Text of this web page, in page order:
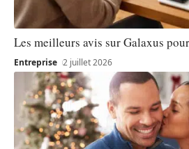
Les meilleurs avis sur Galaxus
Entreprise 2 juillet 2026